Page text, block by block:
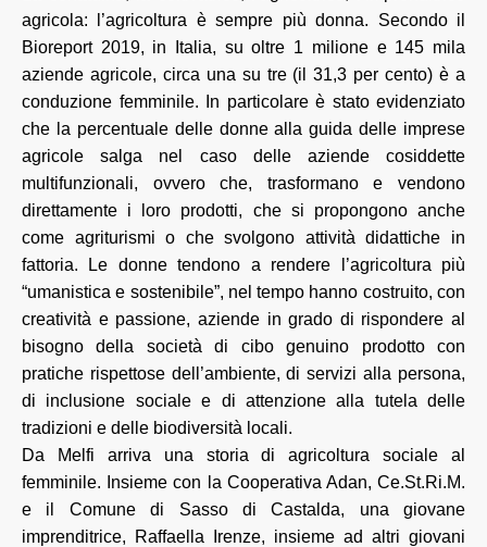
agricola: l’agricoltura è sempre più donna. Secondo il
Bioreport 2019, in Italia, su oltre 1 milione e 145 mila
aziende agricole, circa una su tre (il 31,3 per cento) è a
conduzione femminile. In particolare è stato evidenziato
che la percentuale delle donne alla guida delle imprese
agricole salga nel caso delle aziende cosiddette
multifunzionali, ovvero che, trasformano e vendono
direttamente i loro prodotti, che si propongono anche
come agriturismi o che svolgono attività didattiche in
fattoria. Le donne tendono a rendere l’agricoltura più
“umanistica e sostenibile”, nel tempo hanno costruito, con
creatività e passione, aziende in grado di rispondere al
bisogno della società di cibo genuino prodotto con
pratiche rispettose dell’ambiente, di servizi alla persona,
di inclusione sociale e di attenzione alla tutela delle
tradizioni e delle biodiversità locali.
Da Melfi arriva una storia di agricoltura sociale al
femminile.
Insieme con la Cooperativa Adan, Ce.St.Ri.M.
e il Comune di Sasso di Castalda, una giovane
imprenditrice, Raffaella Irenze, insieme ad altri giovani